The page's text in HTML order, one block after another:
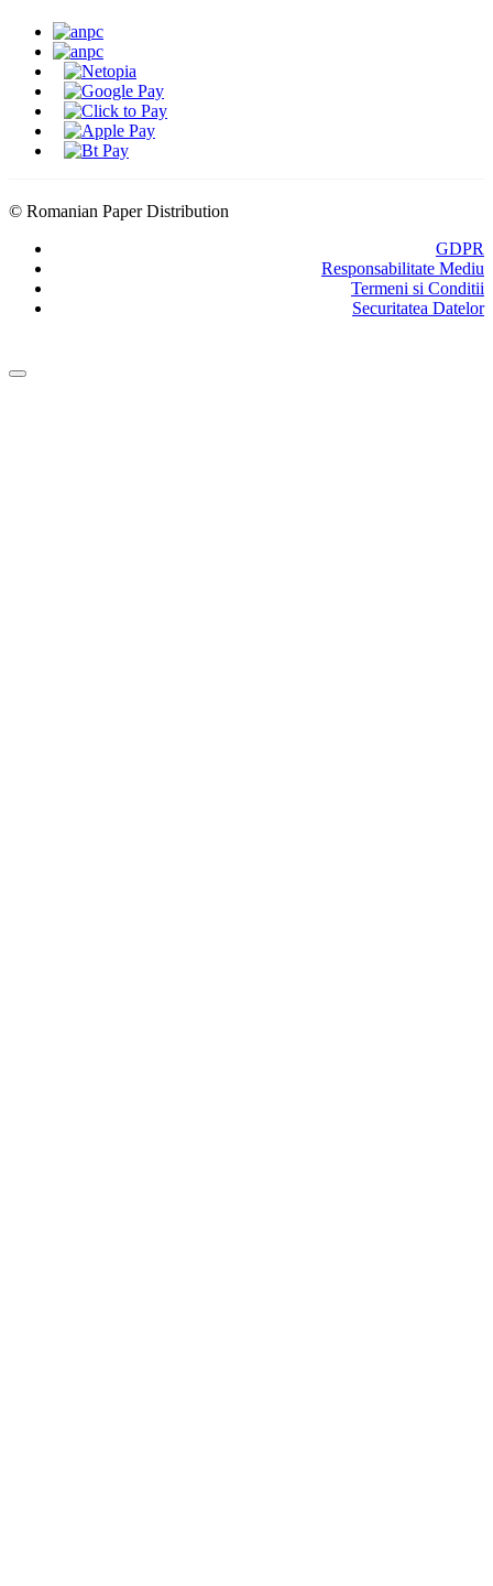
Modalitati de Livrare
© Romanian Paper Distribution
GDPR
Responsabilitate Mediu
Termeni si Conditii
Securitatea Datelor